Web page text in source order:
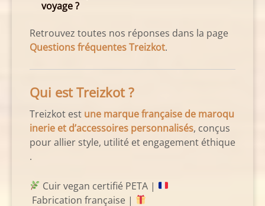
voyage ?
Retrouvez toutes nos réponses dans la page
Questions fréquentes Treizkot.
Qui est Treizkot ?
Treizkot est une marque française de maroqu
inerie et d’accessoires personnalisés, conçus
pour allier style, utilité et engagement éthique
.
Cuir vegan certifié PETA |
Fabrication française |